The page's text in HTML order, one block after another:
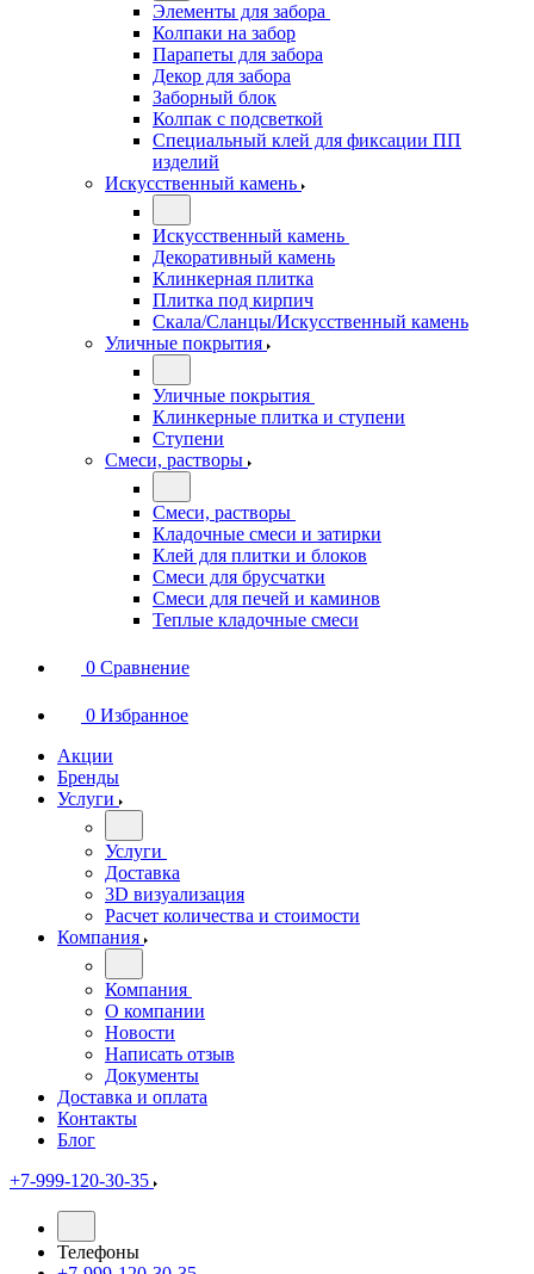
Элементы для забора
Колпаки на забор
Парапеты для забора
Декор для забора
Заборный блок
Колпак с подсветкой
Специальный клей для фиксации ПП
изделий
Искусственный камень
Искусственный камень
Декоративный камень
Клинкерная плитка
Плитка под кирпич
Скала/Сланцы/Искусственный камень
Уличные покрытия
Уличные покрытия
Клинкерные плитка и ступени
Ступени
Смеси, растворы
Смеси, растворы
Кладочные смеси и затирки
Клей для плитки и блоков
Смеси для брусчатки
Смеси для печей и каминов
Теплые кладочные смеси
0 Сравнение
0 Избранное
Акции
Бренды
Услуги
Услуги
Доставка
3D визуализация
Расчет количества и стоимости
Компания
Компания
О компании
Новости
Написать отзыв
Документы
Доставка и оплата
Контакты
Блог
+7-999-120-30-35
Телефоны